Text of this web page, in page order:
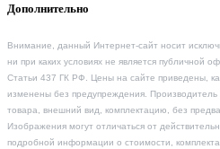
Дополнительно
Внимание, данный Интернет-сайт носит
ни при каких условиях не является публичной
Статьи 437 ГК РФ. Цены на сайте приведены,
изменены без предупреждения. Производитель
товара, внешний вид, комплектацию, без
Изображения могут отличаться от
подробной информации о стоимости,